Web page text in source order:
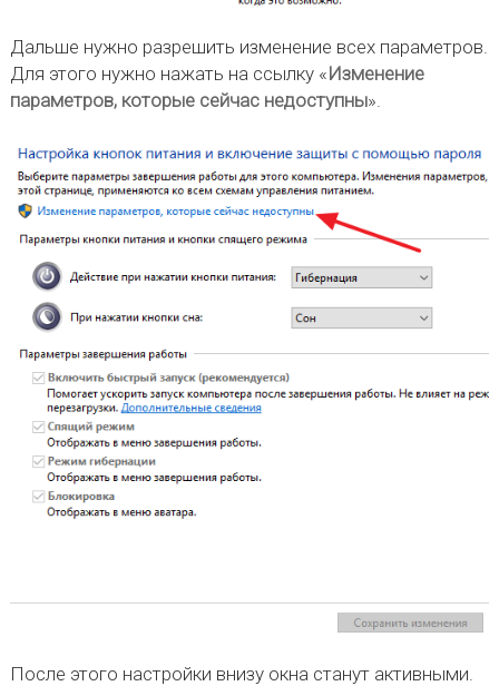
Дальше нужно разрешить изменение всех параметров.
Для этого нужно нажать на ссылку «Изменение
параметров, которые сейчас недоступны».
После этого настройки внизу окна станут активными.